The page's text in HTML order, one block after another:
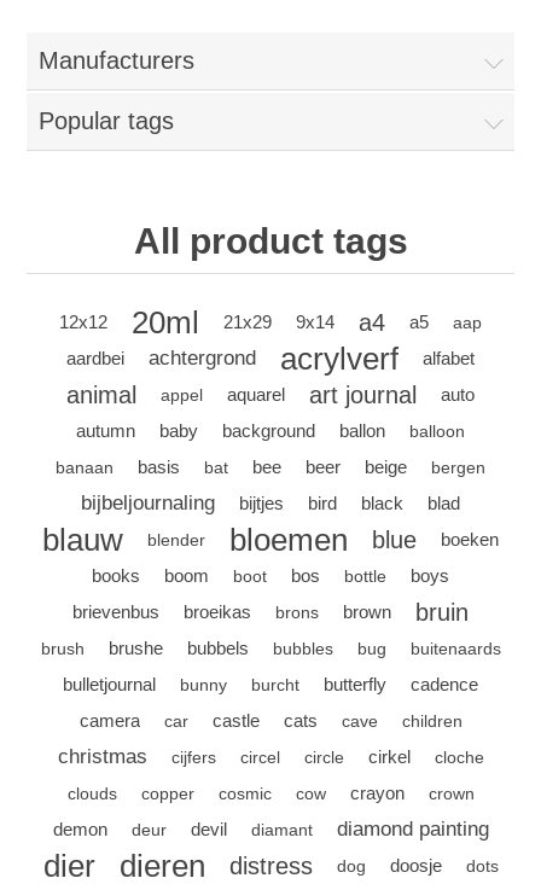
Lavinia
Week 15
Collage paper
Andere afbeeldingen
Posters A3
T-shirts
Canvas
Stompkaarsen
Diamond paintings
Fantasy
Landschap
Magic
Personen
Steampunk
Acrylic paint
Alcohol ink
Embossing
Foto's
Gesso - Mediums
Gummiapan
Lavinia Stamps
CraftEmotions
Cadence
Distress
Ranger
inspiration
Art Journal 2025
Cards 2025
Kaarten 2024
Art Journal 2024
Kaarten 2023
Manufacturers
Popular tags
All product tags
12x12 20ml 21x29 9x14 a4 a5 aap
aardbei achtergrond acrylverf alfabet
animal appel aquarel art journal
auto
autumn
baby background ballon
balloon
banaan
basis bat bee beer beige bergen
bijbeljournaling bijtjes bird black blad
blauw blender bloemen blue
boeken
books
boom boot bos bottle
boys
brievenbus
broeikas brons brown bruin
brush brushe bubbels bubbles bug buitenaards
bulletjournal bunny burcht butterfly
cadence
camera
car castle cats cave children
christmas cijfers circel circle cirkel
cloche
clouds
copper cosmic cow crayon crown
demon deur devil diamant diamond painting
dier dieren distress dog doosje dots